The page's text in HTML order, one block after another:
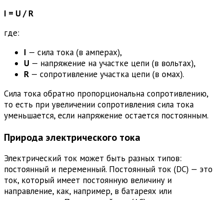
I = U / R
где:
I — сила тока (в амперах),
U — напряжение на участке цепи (в вольтах),
R — сопротивление участка цепи (в омах).
Сила тока обратно пропорциональна сопротивлению,
то есть при увеличении сопротивления сила тока
уменьшается, если напряжение остается постоянным.
Природа электрического тока
Электрический ток может быть разных типов:
постоянный и переменный. Постоянный ток (DC) — это
ток, который имеет постоянную величину и
направление, как, например, в батареях или